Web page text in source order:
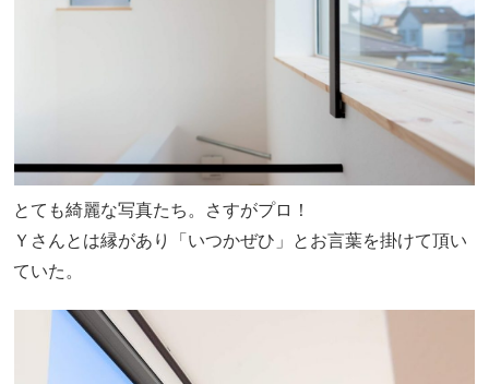
とても綺麗な写真たち。さすがプロ！
Ｙさんとは縁があり「いつかぜひ」とお言葉を掛けて頂い
ていた。